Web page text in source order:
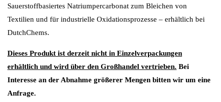
Sauerstoffbasiertes Natriumpercarbonat zum Bleichen von
Textilien und für industrielle Oxidationsprozesse – erhältlich bei
DutchChems.
Dieses Produkt ist derzeit nicht in Einzelverpackungen
erhältlich und wird über den Großhandel vertrieben. Bei
Interesse an der Abnahme größerer Mengen bitten wir um eine
Anfrage.